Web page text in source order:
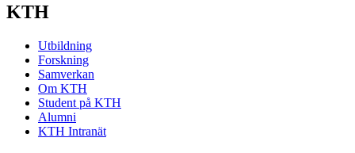
KTH
Utbildning
Forskning
Samverkan
Om KTH
Student på KTH
Alumni
KTH Intranät